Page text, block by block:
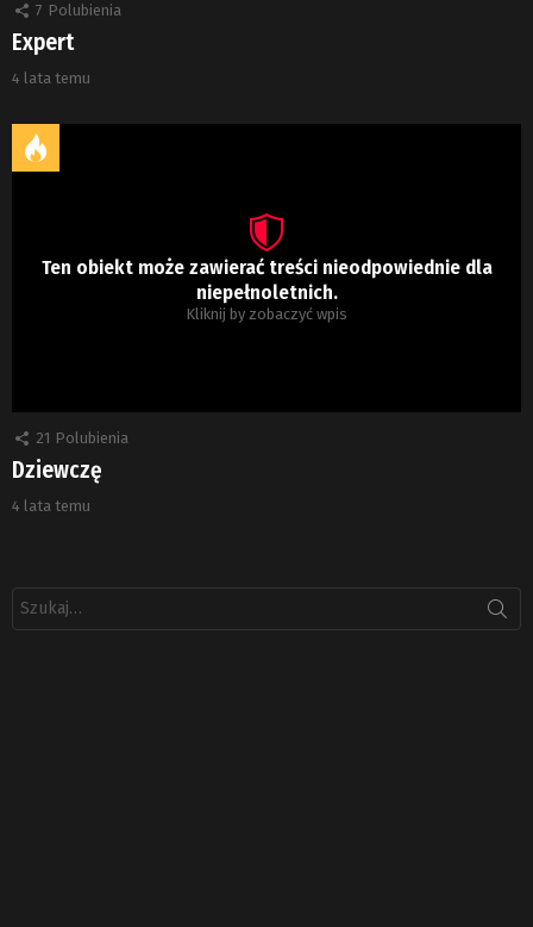
7 Polubienia
Expert
4 lata temu
Ten obiekt może zawierać treści nieodpowiednie dla
niepełnoletnich.
Kliknij by zobaczyć wpis
21 Polubienia
Dziewczę
4 lata temu